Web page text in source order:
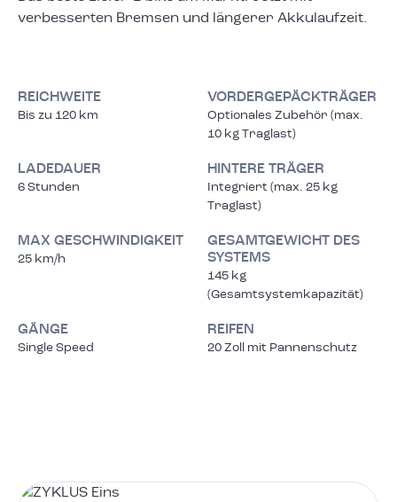
verbesserten Bremsen und längerer Akkulaufzeit.
REICHWEITE
Bis zu 120 km
VORDERGEPÄCKTRÄGER
Optionales Zubehör (max.
10 kg Traglast)
LADEDAUER
6 Stunden
HINTERE TRÄGER
Integriert (max. 25 kg
Traglast)
MAX GESCHWINDIGKEIT
25 km/h
GESAMTGEWICHT DES
SYSTEMS
145 kg
(Gesamtsystemkapazität)
GÄNGE
Single Speed
REIFEN
20 Zoll mit Pannenschutz